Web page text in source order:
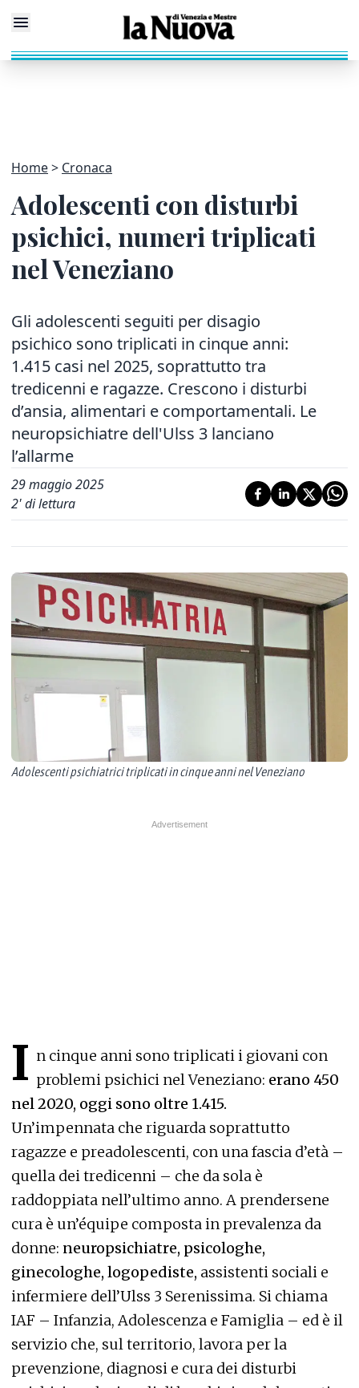
Home Cronaca
Adolescenti con disturbi
psichici, numeri triplicati
nel Veneziano
Gli adolescenti seguiti per disagio
psichico sono triplicati in cinque anni:
1.415 casi nel 2025, soprattutto tra
tredicenni e ragazze. Crescono i disturbi
d’ansia, alimentari e comportamentali. Le
neuropsichiatre dell'Ulss 3 lanciano
l’allarme
29 maggio 2025
2' di lettura
Adolescenti psichiatrici triplicati in cinque anni nel Veneziano
I n cinque anni sono triplicati i giovani con
problemi psichici nel Veneziano: erano 450
nel 2020, oggi sono oltre 1.415.
Un’impennata che riguarda soprattutto
ragazze e preadolescenti, con una fascia d’età –
quella dei tredicenni – che da sola è
raddoppiata nell’ultimo anno. A prendersene
cura è un’équipe composta in prevalenza da
donne: neuropsichiatre, psicologhe,
ginecologhe, logopediste, assistenti sociali e
infermiere dell’Ulss 3 Serenissima. Si chiama
IAF – Infanzia, Adolescenza e Famiglia – ed è il
servizio che, sul territorio, lavora per la
prevenzione, diagnosi e cura dei disturbi